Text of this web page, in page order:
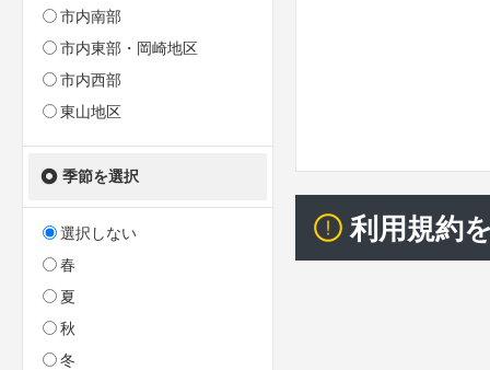
市内南部
市内東部・岡崎地区
市内西部
東山地区
季節を選択
選択しない
春
夏
秋
冬
利用規約